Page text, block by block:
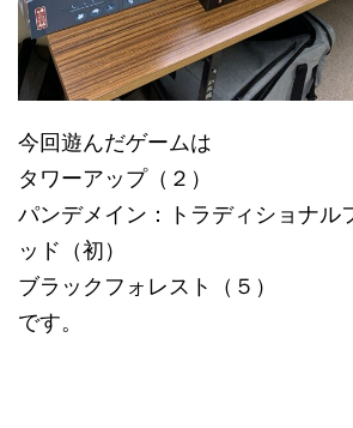
今回遊んだゲームは
タワーアップ（２）
パンデメイン：トラディショナル
ッド（初）
ブラックフォレスト（５）
です。